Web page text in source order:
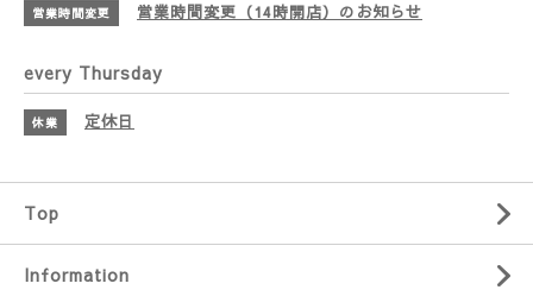
営業時間変更 営業時間変更（14時開店）のお知らせ
every Thursday
休業 定休日
Top
Information